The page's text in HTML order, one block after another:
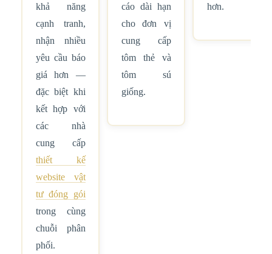
khả năng
cạnh tranh,
nhận nhiều
yêu cầu báo
giá hơn —
đặc biệt khi
kết hợp với
các nhà
cung cấp
thiết kế
website vật
tư đóng gói
trong cùng
chuỗi phân
phối.
cáo dài hạn
cho đơn vị
cung cấp
tôm thẻ và
tôm sú
giống.
hơn.